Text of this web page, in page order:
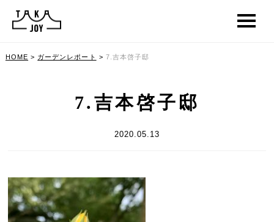
HOME > ガーデンレポート > 7.吉本啓子邸
7.吉本啓子邸
2020.05.13